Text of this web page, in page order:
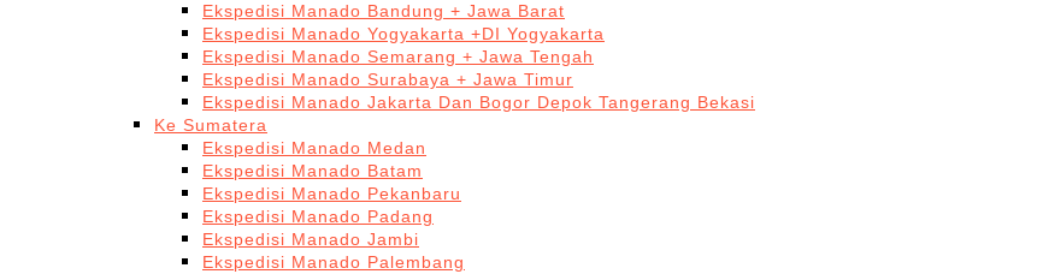
Ekspedisi Manado Bandung + Jawa Barat
Ekspedisi Manado Yogyakarta +DI Yogyakarta
Ekspedisi Manado Semarang + Jawa Tengah
Ekspedisi Manado Surabaya + Jawa Timur
Ekspedisi Manado Jakarta Dan Bogor Depok Tangerang Bekasi
Ke Sumatera
Ekspedisi Manado Medan
Ekspedisi Manado Batam
Ekspedisi Manado Pekanbaru
Ekspedisi Manado Padang
Ekspedisi Manado Jambi
Ekspedisi Manado Palembang